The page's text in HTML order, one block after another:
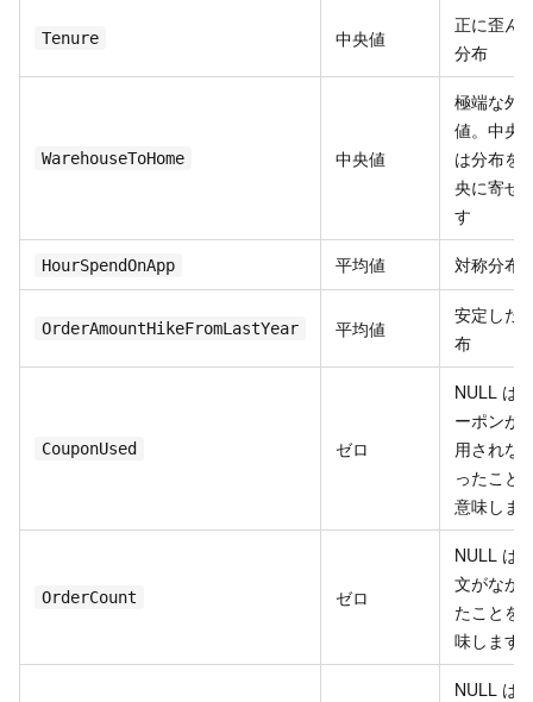
Tenure 中央値
正に歪ん
分布
WarehouseToHome 中央値
極端な外
値。中央
は分布を
央に寄せ
す
HourSpendOnApp 平均値 対称分布
OrderAmountHikeFromLastYear 平均値
安定した
布
CouponUsed ゼロ
NULL は
ーポンが
用されな
ったこと
意味しま
OrderCount ゼロ
NULL は
文がなか
たことを
味します
NULL は